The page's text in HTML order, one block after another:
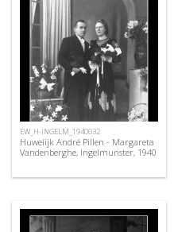
EW_H-INGELM_1940032
Huwelijk André Pillen - Margareta
Vandenberghe, Ingelmunster, 1940